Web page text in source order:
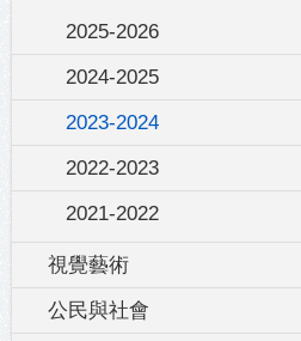
2025-2026
2024-2025
2023-2024
2022-2023
2021-2022
視覺藝術
公民與社會